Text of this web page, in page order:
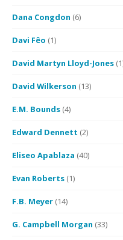
Dana Congdon (6)
Davi Fêo (1)
David Martyn Lloyd-Jones
David Wilkerson (13)
E.M. Bounds (4)
Edward Dennett (2)
Eliseo Apablaza (40)
Evan Roberts (1)
F.B. Meyer (14)
G. Campbell Morgan (33)